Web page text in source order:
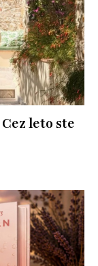
leto ste